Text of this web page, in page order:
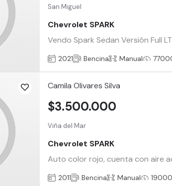
San Miguel
Chevrolet SPARK
Vendo Spark Sedan Versión Full
2021 Bencina Manual
Camila Olivares Silva
Viña del Mar
Chevrolet SPARK
Auto color rojo, cuenta con aire
$3.500.000
2011 Bencina Manual